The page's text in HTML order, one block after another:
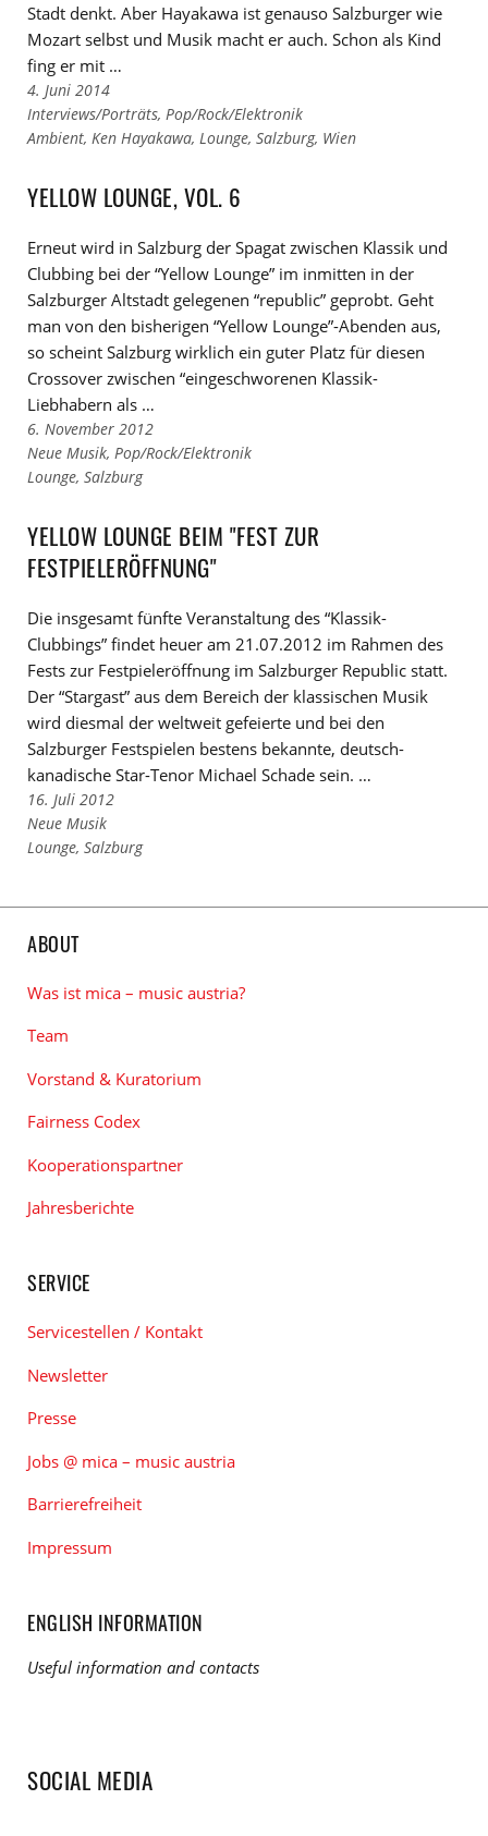
Stadt denkt. Aber Hayakawa ist genauso Salzburger wie
Mozart selbst und Musik macht er auch. Schon als Kind
fing er mit …
4. Juni 2014
Links
zu
Kategorien
Interviews/Porträts, Pop/Rock/Elektronik
Links
den
Tags
Ambient, Ken Hayakawa, Lounge, Salzburg, Wien
YELLOW LOUNGE, VOL. 6
Erneut wird in Salzburg der Spagat zwischen Klassik und
Clubbing bei der “Yellow Lounge” im inmitten in der
Salzburger Altstadt gelegenen “republic” geprobt. Geht
man von den bisherigen “Yellow Lounge”-Abenden aus,
so scheint Salzburg wirklich ein guter Platz für diesen
Crossover zwischen “eingeschworenen Klassik-
Liebhabern als …
6. November 2012
Links
zu
Kategorien
Neue Musik, Pop/Rock/Elektronik
Links
den
Tags
Lounge, Salzburg
YELLOW LOUNGE BEIM "FEST ZUR
FESTPIELERÖFFNUNG"
Die insgesamt fünfte Veranstaltung des “Klassik-
Clubbings” findet heuer am 21.07.2012 im Rahmen des
Fests zur Festpieleröffnung im Salzburger Republic statt.
Der “Stargast” aus dem Bereich der klassischen Musik
wird diesmal der weltweit gefeierte und bei den
Salzburger Festspielen bestens bekannte, deutsch-
kanadische Star-Tenor Michael Schade sein. …
16. Juli 2012
Links
zu
Neue Musik
Links
Lounge, Salzburg
ABOUT
Was ist mica – music austria?
Team
Vorstand & Kuratorium
Fairness Codex
Kooperationspartner
Jahresberichte
SERVICE
Servicestellen / Kontakt
Newsletter
Presse
Jobs @ mica – music austria
Barrierefreiheit
Impressum
ENGLISH INFORMATION
Useful information and contacts
SOCIAL MEDIA